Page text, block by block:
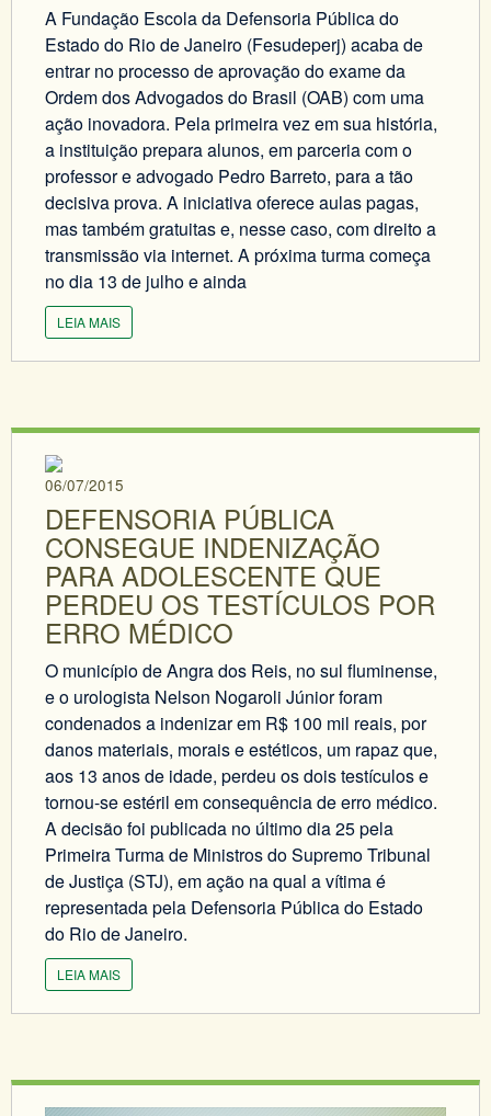
A Fundação Escola da Defensoria Pública do
Estado do Rio de Janeiro (Fesudeperj) acaba de
entrar no processo de aprovação do exame da
Ordem dos Advogados do Brasil (OAB) com uma
ação inovadora. Pela primeira vez em sua história,
a instituição prepara alunos, em parceria com o
professor e advogado Pedro Barreto, para a tão
decisiva prova. A iniciativa oferece aulas pagas,
mas também gratuitas e, nesse caso, com direito a
transmissão via internet. A próxima turma começa
no dia 13 de julho e ainda
LEIA MAIS
06/07/2015
DEFENSORIA PÚBLICA
CONSEGUE INDENIZAÇÃO
PARA ADOLESCENTE QUE
PERDEU OS TESTÍCULOS POR
ERRO MÉDICO
O município de Angra dos Reis, no sul fluminense,
e o urologista Nelson Nogaroli Júnior foram
condenados a indenizar em R$ 100 mil reais, por
danos materiais, morais e estéticos, um rapaz que,
aos 13 anos de idade, perdeu os dois testículos e
tornou-se estéril em consequência de erro médico.
A decisão foi publicada no último dia 25 pela
Primeira Turma de Ministros do Supremo Tribunal
de Justiça (STJ), em ação na qual a vítima é
representada pela Defensoria Pública do Estado
do Rio de Janeiro.
LEIA MAIS